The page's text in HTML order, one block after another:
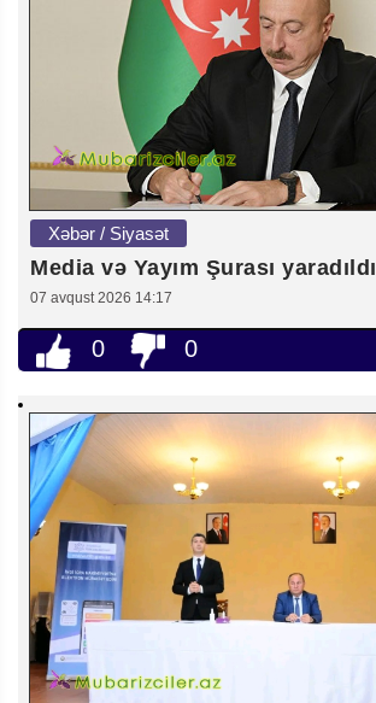
Xəbər / Siyasət
Media və Yayım Şurası yaradıldı
07 avqust 2026 14:17
0 0